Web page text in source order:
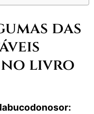
das
no livro